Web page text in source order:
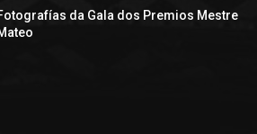
da Gala dos Premios Mestre